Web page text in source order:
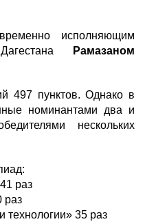
исполняющим
Рамазаном
497 пунктов. Однако в
номинантами два и
нескольких
раз
раз
технологии» 35 раз